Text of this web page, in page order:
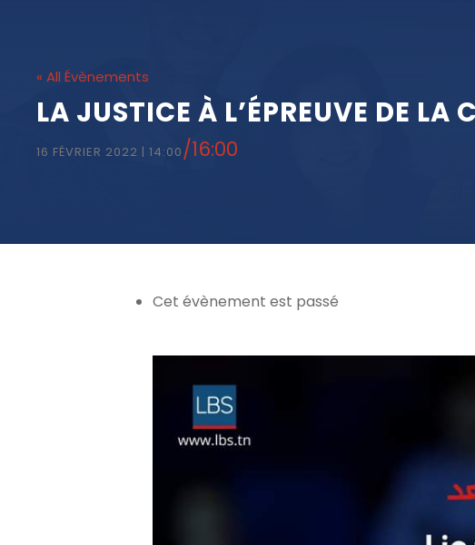
« All Évènements
LA JUSTICE À L’ÉPREUVE DE LA
16 FÉVRIER 2022 | 14:00 /16:00
Cet évènement est passé